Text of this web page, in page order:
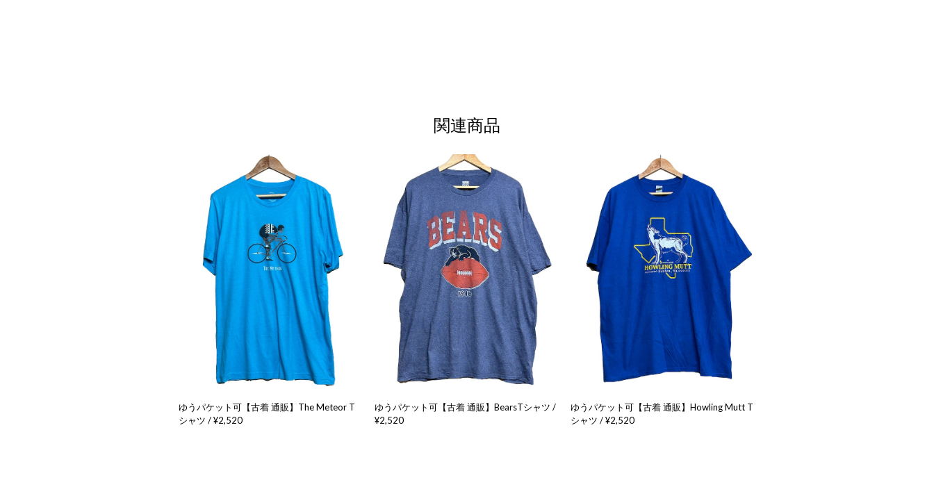
関連商品
ゆうパケット可【古着 通販】The Meteor T
シャツ / ¥2,520
ゆうパケット可【古着 通販】BearsTシャツ /
¥2,520
ゆうパケット可【古着 通販】Howling Mutt T
シャツ / ¥2,520